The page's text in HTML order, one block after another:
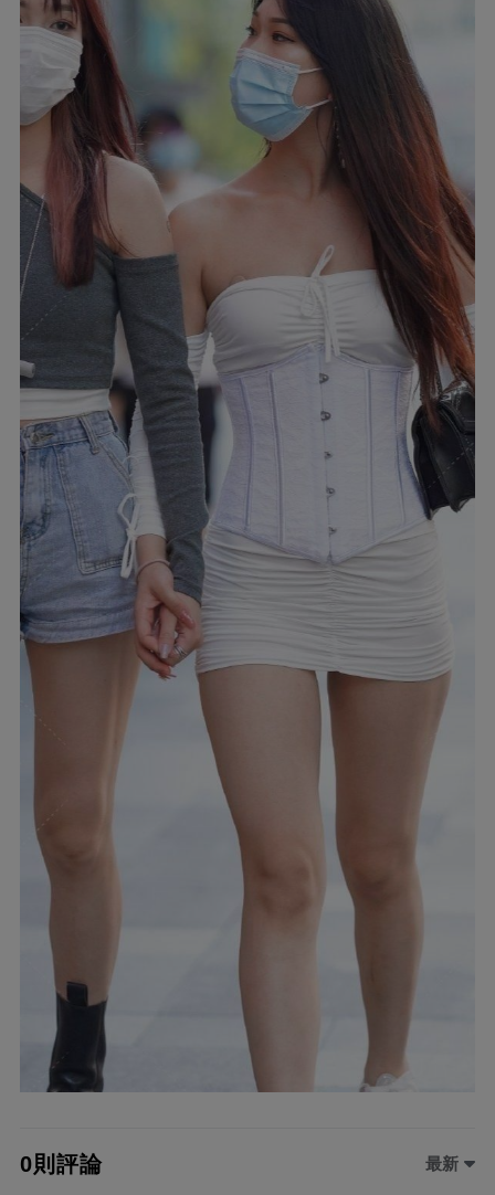
0則評論 最新